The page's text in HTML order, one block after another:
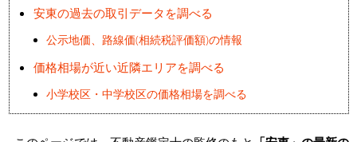
安東の過去の取引データを調べる
公示地価、路線価(相続税評価額)の情報
価格相場が近い近隣エリアを調べる
小学校区・中学校区の価格相場を調べる